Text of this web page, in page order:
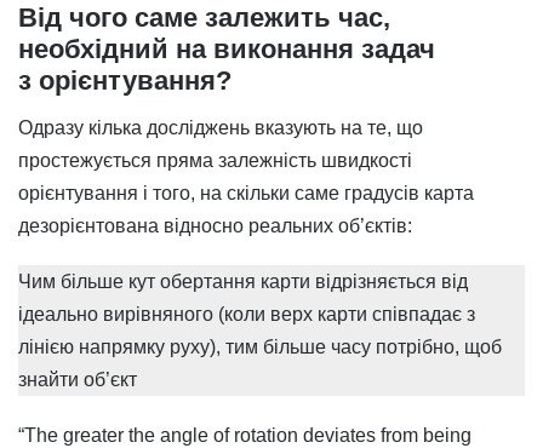
Від чого саме залежить час,
необхідний на виконання задач
з орієнтування?
Одразу кілька досліджень вказують на те, що
простежується пряма залежність швидкості
орієнтування і того, на скільки саме градусів карта
дезорієнтована відносно реальних об’єктів:
Чим більше кут обертання карти відрізняється від
ідеально вирівняного (коли верх карти співпадає з
лінією напрямку руху), тим більше часу потрібно, щоб
знайти об’єкт
“The greater the angle of rotation deviates from being